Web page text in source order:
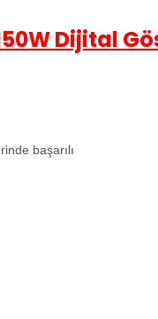
Dijital
başarılı